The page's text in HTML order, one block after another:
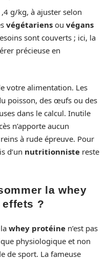
g/kg, à ajuster selon
végétariens ou végans
sont couverts ; ici, la
précieuse en
votre alimentation. Les
poisson, des œufs ou des
dans le calcul. Inutile
n’apporte aucun
à rude épreuve. Pour
d’un nutritionniste reste
la whey
?
whey protéine n’est pas
physiologique et non
de sport. La fameuse